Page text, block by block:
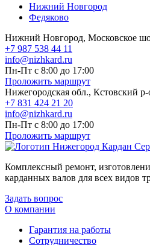
Нижний Новгород
Федяково
Нижний Новгород, Московское
+7 987 538 44 11
info@nizhkard.ru
Пн-Пт с 8:00 до 17:00
Проложить маршрут
Нижегородская обл., Кстовский
+7 831 424 21 20
info@nizhkard.ru
Пн-Пт с 8:00 до 17:00
Проложить маршрут
Комплексный ремонт,
карданных валов для всех видов
Задать вопрос
О компании
Гарантия на работы
Сотрудничество